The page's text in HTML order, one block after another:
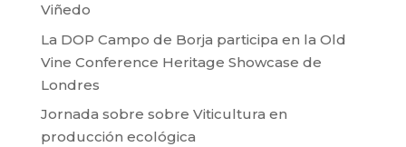
Viñedo
La DOP Campo de Borja participa en la Old
Vine Conference Heritage Showcase de
Londres
Jornada sobre sobre Viticultura en
producción ecológica